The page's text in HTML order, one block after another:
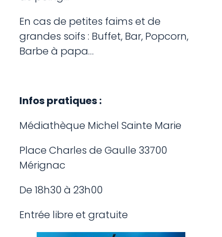
En cas de petites faims et de
grandes soifs : Buffet, Bar, Popcorn,
Barbe à papa…
Infos pratiques :
Médiathèque Michel Sainte Marie
Place Charles de Gaulle 33700
Mérignac
De 18h30 à 23h00
Entrée libre et gratuite